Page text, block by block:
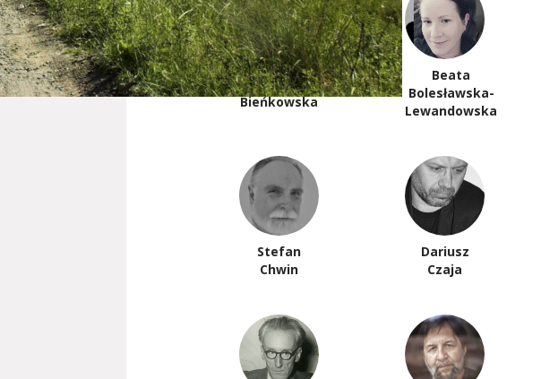
Ewa
Bieńkowska
Beata
Bolesławska-
Lewandowska
Stefan
Chwin
Dariusz
Czaja